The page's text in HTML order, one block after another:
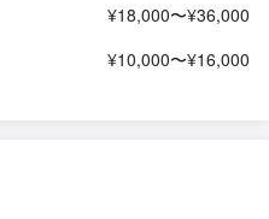
¥18,000〜¥36,000
¥10,000〜¥16,000